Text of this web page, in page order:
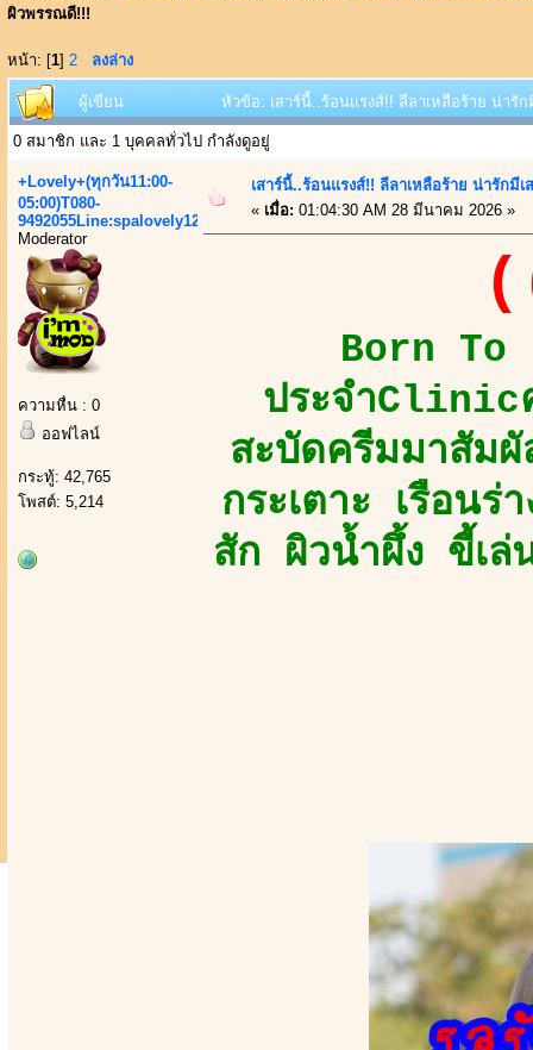
ผิวพรรณดี!!!
หน้า: [1] 2 ลงล่าง
ผู้เขียน หัวข้อ: เสาร์นี้..ร้อนแรงส์!! ลีลาเหลือร้าย น่ารั
0 สมาชิก และ 1 บุคคลทั่วไป กำลังดูอยู่
+Lovely+(ทุกวัน11:00-
05:00)T080-
9492055Line:spalovely123
Moderator
ความหื่น : 0
ออฟไลน์
กระทู้: 42,765
โพสต์: 5,214
เสาร์นี้..ร้อนแรงส์!! ลีลาเหลือร้าย น่ารักมี
« เมื่อ: 01:04:30 AM 28 มีนาคม 2026 »
Born To
ประจำClinic
สะบัดครีมมาสัมผั
กระเตาะ เรือน
สัก ผิวน้ำผึ้ง ขี้เล่